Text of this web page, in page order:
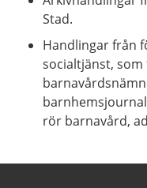
Stad.
Handlingar från
socialtjänst,
rör barnavård,